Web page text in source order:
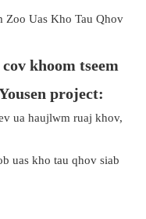
khoom tseem
project:
ua haujlwm ruaj khov,